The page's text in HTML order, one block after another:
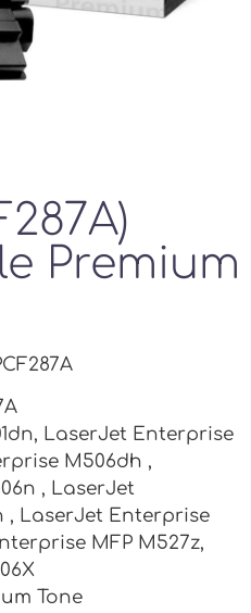
Premium
LaserJet Enterprise
M506dh ,
, LaserJet
, LaserJet Enterprise
MFP M527z,
Tone